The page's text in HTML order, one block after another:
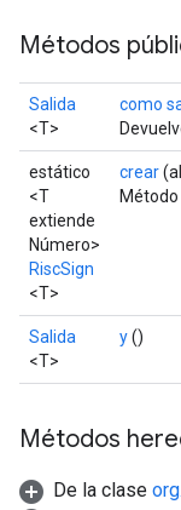
Métodos
Salida
<T>
como
estático
<T
extiende
Número>
RiscSign
<T>
crear
Salida
<T>
y()
Métodos
De la clase